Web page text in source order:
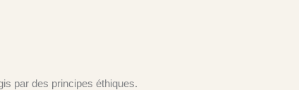
par des principes éthiques.